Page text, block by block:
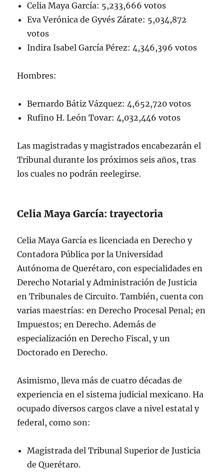
Celia Maya García: 5,233,666 votos
Eva Verónica de Gyvés Zárate: 5,034,872
votos
Indira Isabel García Pérez: 4,346,396 votos
Hombres:
Bernardo Bátiz Vázquez: 4,652,720 votos
Rufino H. León Tovar: 4,032,446 votos
Las magistradas y magistrados encabezarán el
Tribunal durante los próximos seis años, tras
los cuales no podrán reelegirse.
Celia Maya García: trayectoria
Celia Maya García es licenciada en Derecho y
Contadora Pública por la Universidad
Autónoma de Querétaro, con especialidades en
Derecho Notarial y Administración de Justicia
en Tribunales de Circuito. También, cuenta con
varias maestrías: en Derecho Procesal Penal; en
Impuestos; en Derecho. Además de
especialización en Derecho Fiscal, y un
Doctorado en Derecho.
Asimismo, lleva más de cuatro décadas de
experiencia en el sistema judicial mexicano. Ha
ocupado diversos cargos clave a nivel estatal y
federal, como son:
Magistrada del Tribunal Superior de Justicia
de Querétaro.